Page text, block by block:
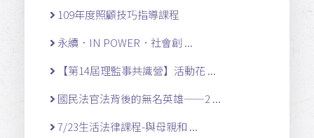
109年度照顧技巧指導課程
永續．IN POWER．社會創 ...
【第14屆理監事共識營】活動花 ...
國民法官法背後的無名英雄——2 ...
7/23生活法律課程-與母親和 ...